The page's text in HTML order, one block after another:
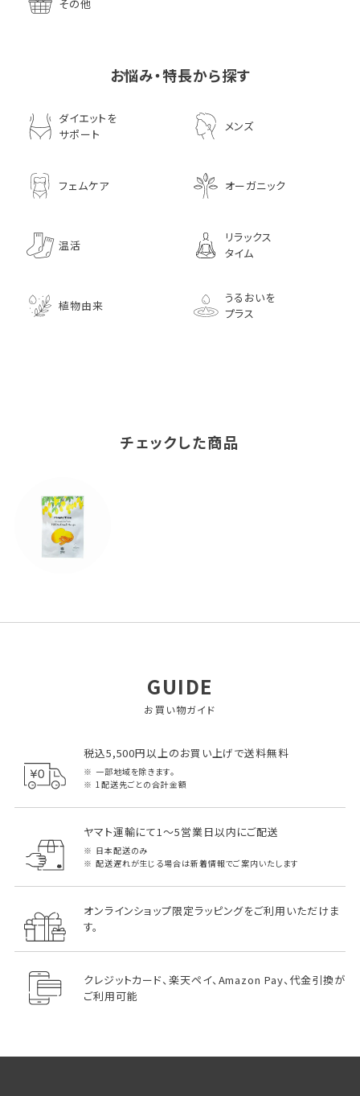
その他
お悩み・特長から探す
ダイエットを
サポート
メンズ
フェムケア オーガニック
温活
リラックス
タイム
植物由来
うるおいを
プラス
チェックした商品
GUIDE
お買い物ガイド
税込5,500円以上のお買い上げで送料無料
一部地域を除きます。
1配送先ごとの合計金額
ヤマト運輸にて1～5営業日以内にご配送
日本配送のみ
配送遅れが生じる場合は新着情報でご案内いたします
オンラインショップ限定ラッピングをご利用いただけま
す。
クレジットカード、楽天ペイ、Amazon Pay、代金引換が
ご利用可能